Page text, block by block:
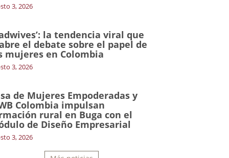
3, 2026
la tendencia viral que
el debate sobre el papel de
mujeres en Colombia
3, 2026
de Mujeres Empoderadas y
Colombia impulsan
rural en Buga con el
de Diseño Empresarial
3, 2026